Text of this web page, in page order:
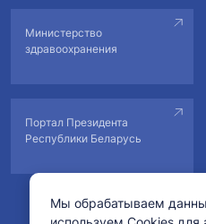
Министерство
здравоохранения
Портал Президента
Республики Беларусь
Мы обрабатываем